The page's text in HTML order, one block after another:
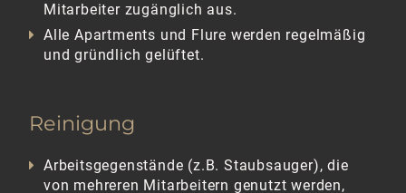
Mitarbeiter zugänglich aus.
Alle Apartments und Flure werden regelmäßig
und gründlich gelüftet.
Reinigung
Arbeitsgegenstände (z.B. Staubsauger), die
von mehreren Mitarbeitern genutzt werden,